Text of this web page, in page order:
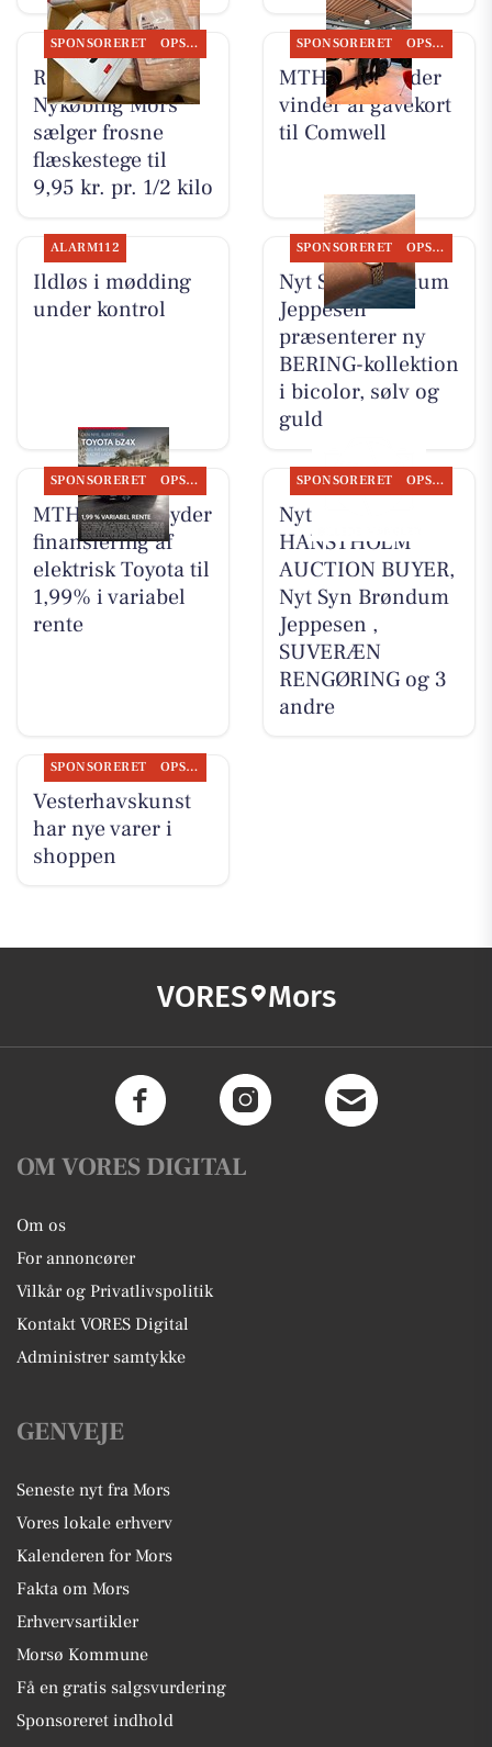
SPONSORERET OPSLAGSTAVLEN
REMA 1000
Nykøbing Mors
sælger frosne
flæskestege til
9,95 kr. pr. 1/2 kilo
SPONSORERET OPSLAGSTAVLEN
MTH Biler finder
vinder af gavekort
til Comwell
ALARM112
Ildløs i mødding
under kontrol
SPONSORERET OPSLAGSTAVLEN
Nyt Syn Brøndum
Jeppesen
præsenterer ny
BERING-kollektion
i bicolor, sølv og
guld
SPONSORERET OPSLAGSTAVLEN
MTH Biler tilbyder
finansiering af
elektrisk Toyota til
1,99% i variabel
rente
SPONSORERET OPSLAGSTAVLEN
Nyt fra
HANSTHOLM
AUCTION BUYER,
Nyt Syn Brøndum
Jeppesen ,
SUVERÆN
RENGØRING og 3
andre
SPONSORERET OPSLAGSTAVLEN
Vesterhavskunst
har nye varer i
shoppen
VORES Mors
OM VORES DIGITAL
Om os
For annoncører
Vilkår og Privatlivspolitik
Kontakt VORES Digital
Administrer samtykke
GENVEJE
Seneste nyt fra Mors
Vores lokale erhverv
Kalenderen for Mors
Fakta om Mors
Erhvervsartikler
Morsø Kommune
Få en gratis salgsvurdering
Sponsoreret indhold